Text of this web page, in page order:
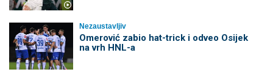
Nezaustavljiv
Omerović zabio hat-trick i odveo Osijek
na vrh HNL-a